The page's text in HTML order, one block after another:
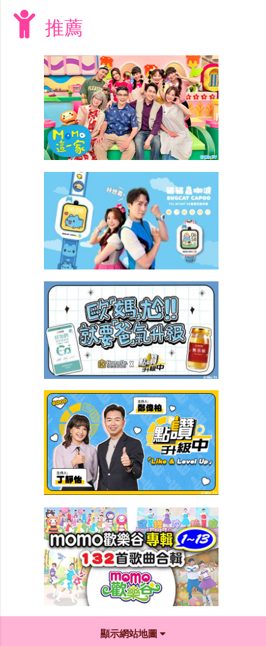
推薦
顯示網站地圖